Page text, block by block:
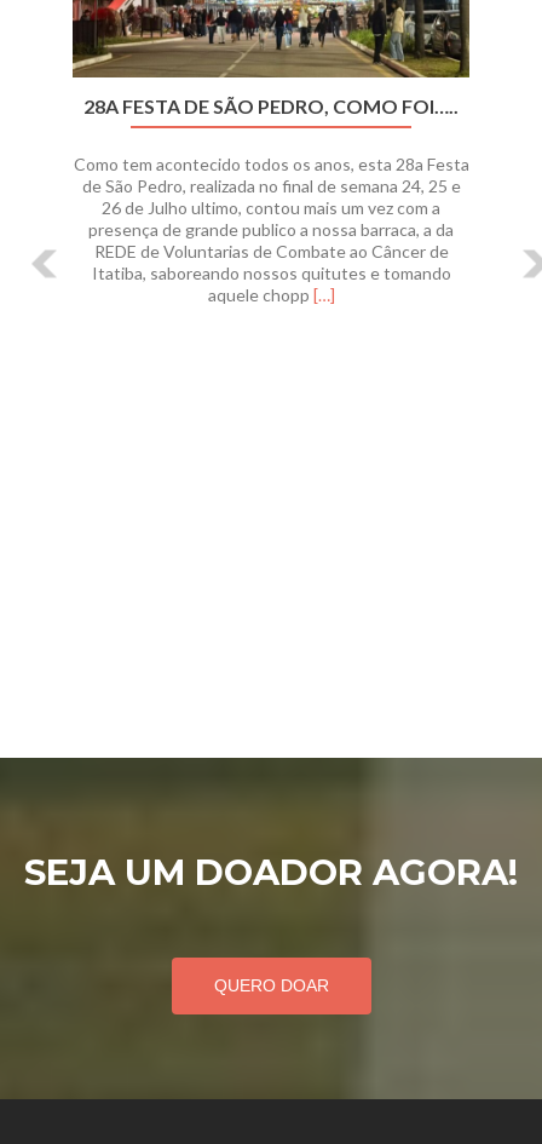
28A FESTA DE SÃO PEDRO, COMO FOI…..
Como tem acontecido todos os anos, esta 28a Festa
de São Pedro, realizada no final de semana 24, 25 e
26 de Julho ultimo, contou mais um vez com a
presença de grande publico a nossa barraca, a da
REDE de Voluntarias de Combate ao Câncer de
Itatiba, saboreando nossos quitutes e tomando
aquele chopp Leia
[…]
SEJA UM DOADOR AGORA!
QUERO DOAR